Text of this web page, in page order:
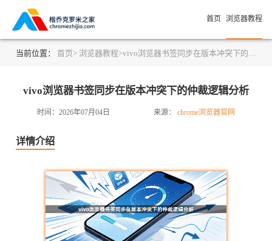
首页 浏览器教程
当前位置： 首页> 浏览器教程>vivo浏览器书签同步在版本冲突下的仲裁逻辑分析
vivo浏览器书签同步在版本冲突下的仲裁逻辑分析
时间：2026年07月04日 来源： chrome浏览器官网
详情介绍